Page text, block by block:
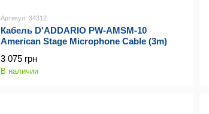
Артикул: 34312
Кабель D'ADDARIO PW-AMSM-10
American Stage Microphone Cable (3m)
3 075 грн
В наличии